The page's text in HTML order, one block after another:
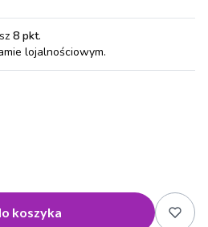
8 pkt.
lojalnościowym.
koszyka